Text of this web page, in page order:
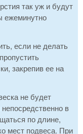
так уж и будут
ежеминутно
если не делать
закрепив ее на
не будет
в
по длине,
мест подвеса. При